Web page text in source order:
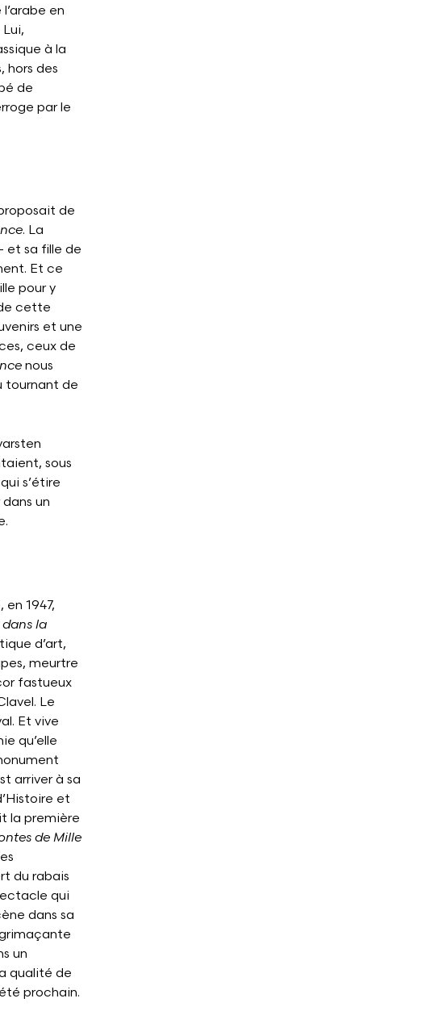
en
à la
hors des
de
par le
de
. La
et sa fille de
Et ce
pour y
cette
et une
ceux de
nous
tournant de
sous
s’étire
un
1947,
la
d’art,
meurtre
fastueux
Le
Et vive
qu’elle
arriver à sa
et
la première
de Mille
du rabais
qui
dans sa
un
qualité de
prochain.